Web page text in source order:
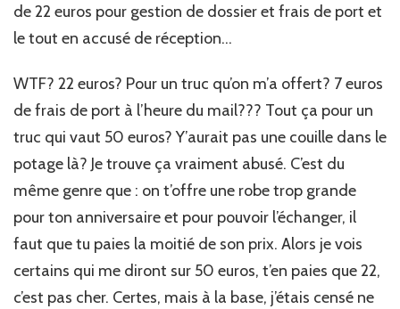
de 22 euros pour gestion de dossier et frais de port et
le tout en accusé de réception…
WTF? 22 euros? Pour un truc qu’on m’a offert? 7 euros
de frais de port à l’heure du mail??? Tout ça pour un
truc qui vaut 50 euros? Y’aurait pas une couille dans le
potage là? Je trouve ça vraiment abusé. C’est du
même genre que : on t’offre une robe trop grande
pour ton anniversaire et pour pouvoir l’échanger, il
faut que tu paies la moitié de son prix. Alors je vois
certains qui me diront sur 50 euros, t’en paies que 22,
c’est pas cher. Certes, mais à la base, j’étais censé ne